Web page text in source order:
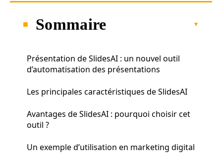
Sommaire
Présentation de SlidesAI : un nouvel outil
d’automatisation des présentations
Les principales caractéristiques de SlidesAI
Avantages de SlidesAI : pourquoi choisir cet
outil ?
Un exemple d’utilisation en marketing digital